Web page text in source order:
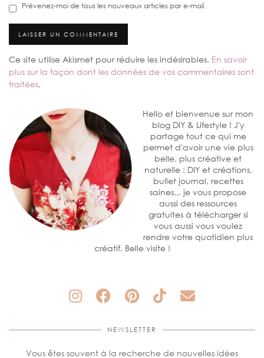
Prévenez-moi de tous les nouveaux articles par e-mail.
Ce site utilise Akismet pour réduire les indésirables. En savoir
plus sur la façon dont les données de vos commentaires sont
traitées.
Hello et bienvenue sur mon
blog DIY & Lifestyle ! J'y
partage tout ce qui me
permet d'avoir une vie plus
belle, plus créative et
naturelle : DIY et créations,
bullet journal, recettes
saines... je vous propose
aussi des ressources
gratuites à télécharger si
vous aussi vous voulez
rendre votre quotidien plus
créatif. Belle visite !
NEWSLETTER
Vous êtes souvent à la recherche de nouvelles idées